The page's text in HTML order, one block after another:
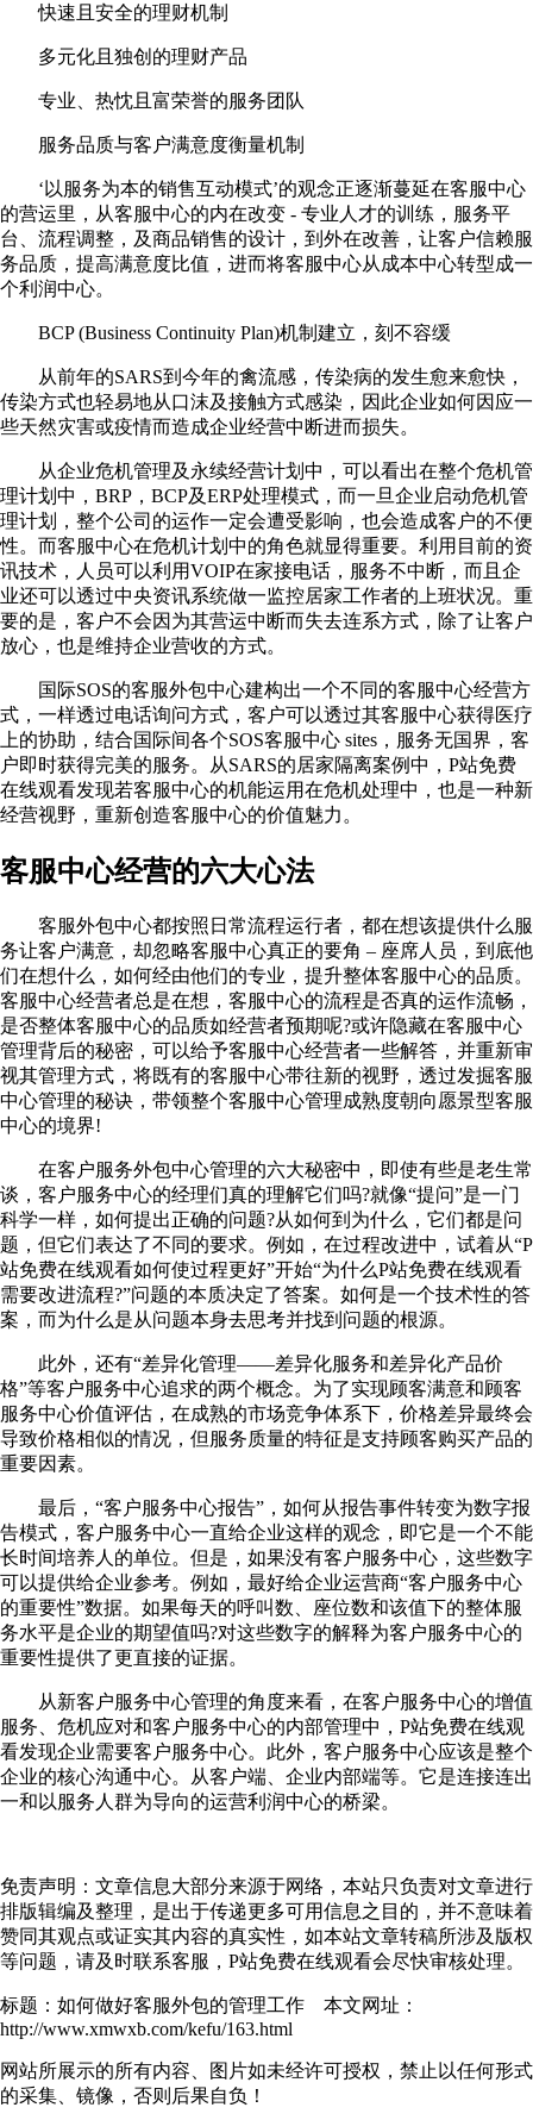
快速且安全的理财机制
多元化且独创的理财产品
专业、热忱且富荣誉的服务团队
服务品质与客户满意度衡量机制
‘以服务为本的销售互动模式’的观念正逐渐蔓延在客服中心
的营运里，从客服中心的内在改变 - 专业人才的训练，服务平
台、流程调整，及商品销售的设计，到外在改善，让客户信赖服
务品质，提高满意度比值，进而将客服中心从成本中心转型成一
个利润中心。
BCP (Business Continuity Plan)机制建立，刻不容缓
从前年的SARS到今年的禽流感，传染病的发生愈来愈快，
传染方式也轻易地从口沫及接触方式感染，因此企业如何因应一
些天然灾害或疫情而造成企业经营中断进而损失。
从企业危机管理及永续经营计划中，可以看出在整个危机管
理计划中，BRP，BCP及ERP处理模式，而一旦企业启动危机管
理计划，整个公司的运作一定会遭受影响，也会造成客户的不便
性。而客服中心在危机计划中的角色就显得重要。利用目前的资
讯技术，人员可以利用VOIP在家接电话，服务不中断，而且企
业还可以透过中央资讯系统做一监控居家工作者的上班状况。重
要的是，客户不会因为其营运中断而失去连系方式，除了让客户
放心，也是维持企业营收的方式。
国际SOS的客服外包中心建构出一个不同的客服中心经营方
式，一样透过电话询问方式，客户可以透过其客服中心获得医疗
上的协助，结合国际间各个SOS客服中心 sites，服务无国界，客
户即时获得完美的服务。从SARS的居家隔离案例中，P站免费
在线观看发现若客服中心的机能运用在危机处理中，也是一种新
经营视野，重新创造客服中心的价值魅力。
客服中心经营的六大心法
客服外包中心都按照日常流程运行者，都在想该提供什么服
务让客户满意，却忽略客服中心真正的要角 – 座席人员，到底他
们在想什么，如何经由他们的专业，提升整体客服中心的品质。
客服中心经营者总是在想，客服中心的流程是否真的运作流畅，
是否整体客服中心的品质如经营者预期呢?或许隐藏在客服中心
管理背后的秘密，可以给予客服中心经营者一些解答，并重新审
视其管理方式，将既有的客服中心带往新的视野，透过发掘客服
中心管理的秘诀，带领整个客服中心管理成熟度朝向愿景型客服
中心的境界!
在客户服务外包中心管理的六大秘密中，即使有些是老生常
谈，客户服务中心的经理们真的理解它们吗?就像“提问”是一门
科学一样，如何提出正确的问题?从如何到为什么，它们都是问
题，但它们表达了不同的要求。例如，在过程改进中，试着从“P
站免费在线观看如何使过程更好”开始“为什么P站免费在线观看
需要改进流程?”问题的本质决定了答案。如何是一个技术性的答
案，而为什么是从问题本身去思考并找到问题的根源。
此外，还有“差异化管理——差异化服务和差异化产品价
格”等客户服务中心追求的两个概念。为了实现顾客满意和顾客
服务中心价值评估，在成熟的市场竞争体系下，价格差异最终会
导致价格相似的情况，但服务质量的特征是支持顾客购买产品的
重要因素。
最后，“客户服务中心报告”，如何从报告事件转变为数字报
告模式，客户服务中心一直给企业这样的观念，即它是一个不能
长时间培养人的单位。但是，如果没有客户服务中心，这些数字
可以提供给企业参考。例如，最好给企业运营商“客户服务中心
的重要性”数据。如果每天的呼叫数、座位数和该值下的整体服
务水平是企业的期望值吗?对这些数字的解释为客户服务中心的
重要性提供了更直接的证据。
从新客户服务中心管理的角度来看，在客户服务中心的增值
服务、危机应对和客户服务中心的内部管理中，P站免费在线观
看发现企业需要客户服务中心。此外，客户服务中心应该是整个
企业的核心沟通中心。从客户端、企业内部端等。它是连接连出
一和以服务人群为导向的运营利润中心的桥梁。
免责声明：文章信息大部分来源于网络，本站只负责对文章进行
排版辑编及整理，是出于传递更多可用信息之目的，并不意味着
赞同其观点或证实其内容的真实性，如本站文章转稿所涉及版权
等问题，请及时联系客服，P站免费在线观看会尽快审核处理。
标题：如何做好客服外包的管理工作 本文网址：
http://www.xmwxb.com/kefu/163.html
网站所展示的所有内容、图片如未经许可授权，禁止以任何形式
的采集、镜像，否则后果自负！